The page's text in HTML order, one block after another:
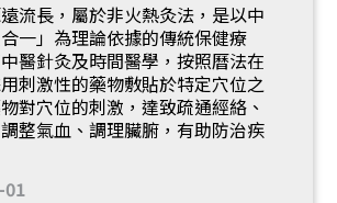
流長，屬於非火熱灸法，是以中
一」為理論依據的傳統保健療
醫針灸及時間醫學，按照曆法在
刺激性的藥物敷貼於特定穴位之
對穴位的刺激，達致疏通經絡、
整氣血、調理臟腑，有助防治疾
01